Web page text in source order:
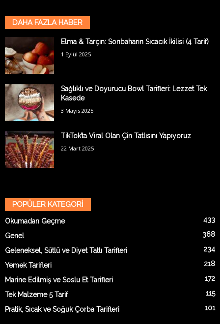
DAHA FAZLA HABER
Elma & Tarçın: Sonbaharın Sıcacık İkilisi (4 Tarif)
1 Eylül 2025
Sağlıklı ve Doyurucu Bowl Tarifleri: Lezzet Tek
Kasede
3 Mayıs 2025
TikTok’ta Viral Olan Çin Tatlısını Yapıyoruz
22 Mart 2025
POPÜLER KATEGORİ
Okumadan Geçme 433
Genel 368
Geleneksel, Sütlü ve Diyet Tatlı Tarifleri 234
Yemek Tarifleri 218
Marine Edilmiş ve Soslu Et Tarifleri 172
Tek Malzeme 5 Tarif 115
Pratik, Sıcak ve Soğuk Çorba Tarifleri 101